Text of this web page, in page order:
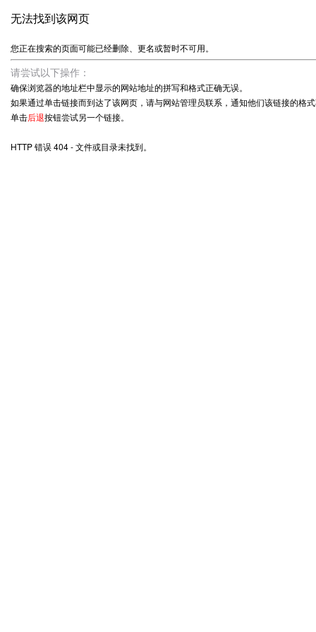
无法找到该网页
您正在搜索的页面可能已经删除、更名或暂时不可用。
请尝试以下操作：
确保浏览器的地址栏中显示的网站地址的拼写和格式正确无误。
如果通过单击链接而到达了该网页，请与网站管理员联系，通知他们该链接的格
单击后退按钮尝试另一个链接。
HTTP 错误 404 - 文件或目录未找到。